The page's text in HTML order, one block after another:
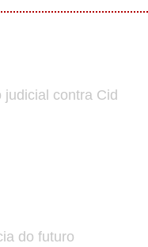
contra Cid
do futuro